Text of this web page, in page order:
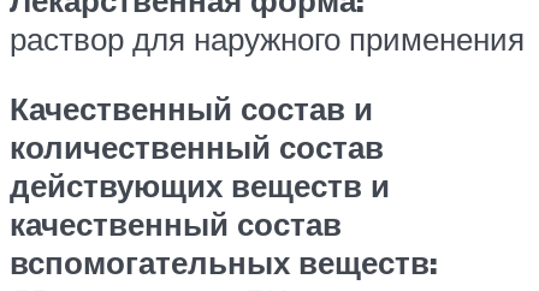
раствор для наружного применения
Качественный состав и
количественный состав
действующих веществ и
качественный состав
вспомогательных веществ: